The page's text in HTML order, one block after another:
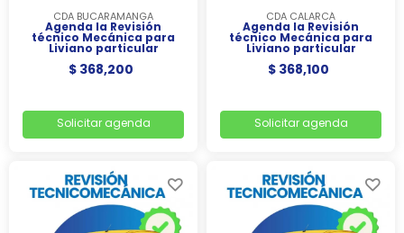
CDA BUCARAMANGA
Agenda la Revisión
técnico Mecánica para
Liviano particular
$ 368,200
Solicitar agenda
CDA CALARCÁ
Agenda la Revisión
técnico Mecánica para
Liviano particular
$ 368,100
Solicitar agenda